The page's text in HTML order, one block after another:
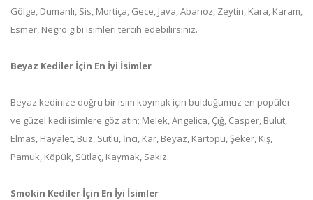
Gölge, Dumanlı, Sis, Mortiça, Gece, Java, Abanoz, Zeytin, Kara, Karam,
Esmer, Negro gibi isimleri tercih edebilirsiniz.
Beyaz Kediler İçin En İyi İsimler
Beyaz kedinize doğru bir isim koymak için bulduğumuz en popüler
ve güzel kedi isimlere göz atın; Melek, Angelica, Çığ, Casper, Bulut,
Elmas, Hayalet, Buz, Sütlü, İnci, Kar, Beyaz, Kartopu, Şeker, Kış,
Pamuk, Köpük, Sütlaç, Kaymak, Sakız.
Smokin Kediler İçin En İyi İsimler